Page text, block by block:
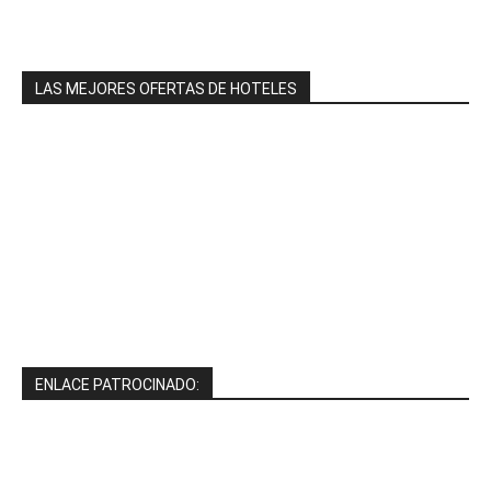
LAS MEJORES OFERTAS DE HOTELES
ENLACE PATROCINADO: